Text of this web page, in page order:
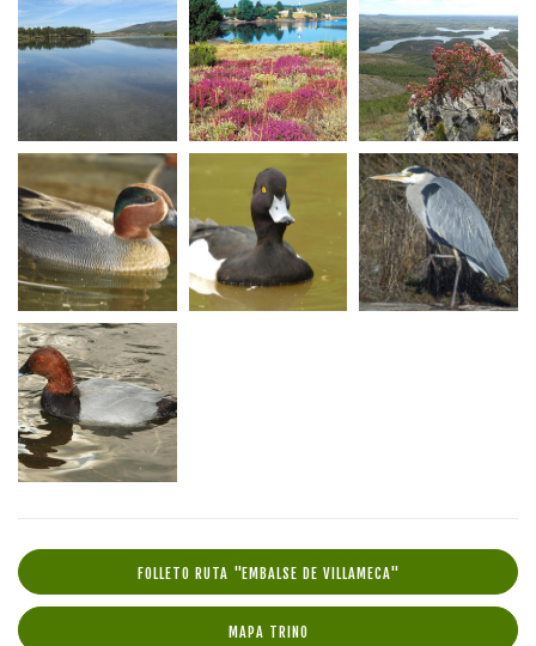
FOLLETO RUTA "EMBALSE DE VILLAMECA"
MAPA TRINO